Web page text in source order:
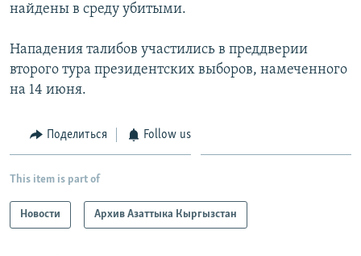
найдены в среду убитыми.
Нападения талибов участились в преддверии
второго тура президентских выборов, намеченного
на 14 июня.
Поделиться Follow us
This item is part of
Новости Архив Азаттыка Кыргызстан